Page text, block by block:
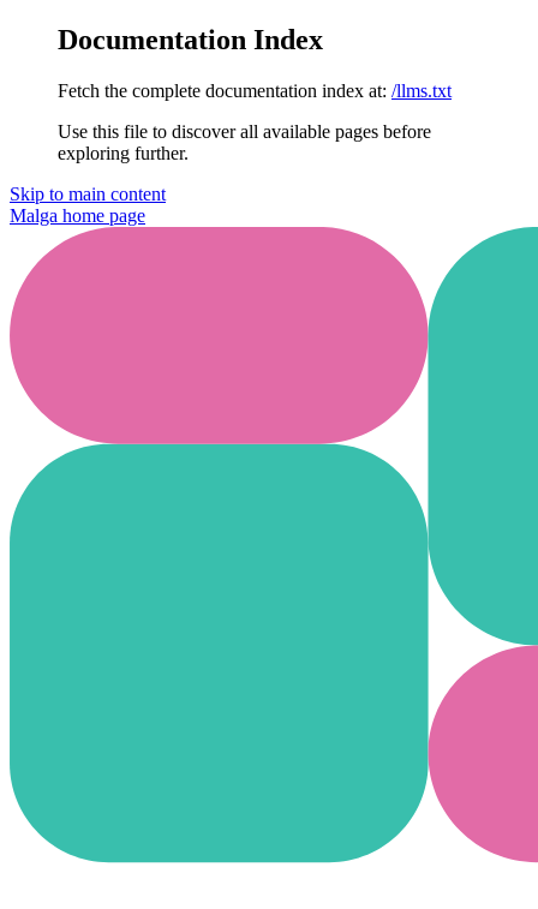
Documentation Index
Fetch the complete documentation index at: /llms.txt
Use this file to discover all available pages before
exploring further.
Skip to main content
Malga home page